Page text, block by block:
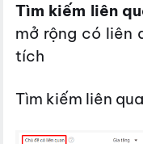
Tìm kiếm liên
mở rộng có liên
tích
Tìm kiếm liên